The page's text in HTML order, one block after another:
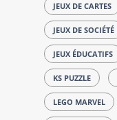
JEUX DE CARTES
JEUX DE SOCIÉTÉ
JEUX ÉDUCATIFS
KS PUZZLE
LEGO MARVEL